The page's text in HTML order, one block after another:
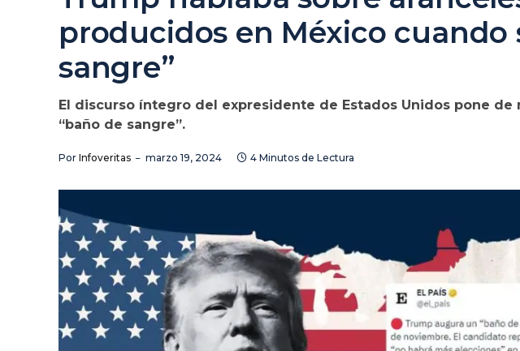
producidos en México cuando
sangre”
El discurso íntegro del expresidente de Estados Unidos pone
“baño de sangre”.
Por Infoveritas marzo 19, 2024 4 Minutos de Lectura